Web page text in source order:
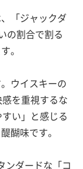
「ジャックダ
の割合で割る
。
ウイスキーの
を重視するな
い」と感じる
醐味です。
ンダードな「コ